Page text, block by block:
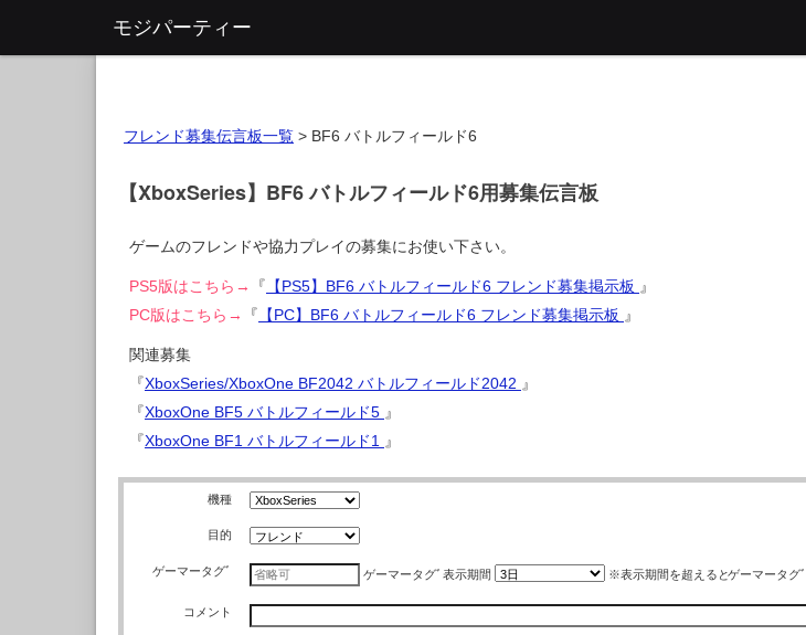
モジパーティー
フレンド募集伝言板一覧 > BF6 バトルフィールド6
【XboxSeries】BF6 バトルフィールド6用募集伝言板
ゲームのフレンドや協力プレイの募集にお使い下さい。
PS5版はこちら→ 『 【PS5】BF6 バトルフィールド6 フレンド募集掲示板 』
PC版はこちら→
『 【PC】BF6 バトルフィールド6 フレンド募集掲示板 』
関連募集
『XboxSeries/XboxOne BF2042 バトルフィールド2042 』
『XboxOne BF5 バトルフィールド5 』
『XboxOne BF1 バトルフィールド1 』
機種
目的
ゲーマータグﾞ ゲーマータグﾞ 表示期間 ※表示期間を超えるとゲーマータグﾞ
コメント